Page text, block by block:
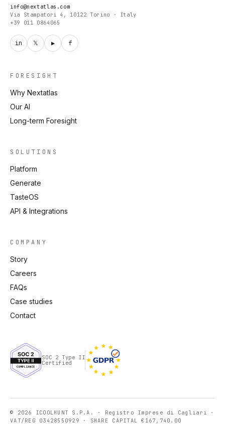
info@nextatlas.com
Via Stampatori 4, 10122 Torino · Italy
+39 011 0864065
in 𝕏 ▶ f
FORESIGHT
Why Nextatlas
Our AI
Long-term Foresight
SOLUTIONS
Platform
Generate
TasteOS
API & Integrations
COMPANY
Story
Careers
FAQs
Case studies
Contact
SOC 2 Type II
Certified
© 2026 ICOOLHUNT S.P.A. · Registro Imprese di Cagliari ·
VAT/REG 03428550929 · SHARE CAPITAL €167,740.00